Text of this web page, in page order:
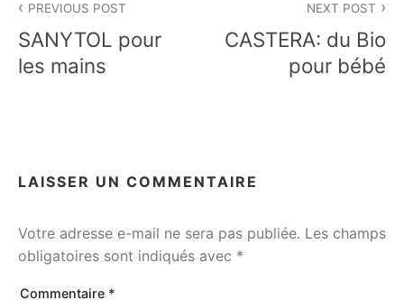
de
l’article
PREVIOUS POST
SANYTOL pour
les mains
NEXT POST
CASTERA: du Bio
pour bébé
LAISSER UN COMMENTAIRE
Votre adresse e-mail ne sera pas publiée. Les champs
obligatoires sont indiqués avec *
Commentaire *